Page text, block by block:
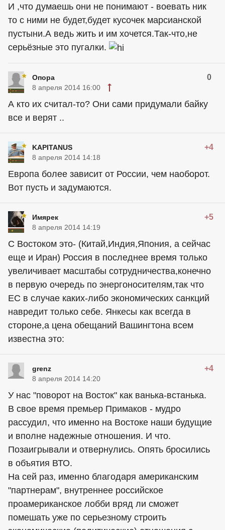
И ,что думаешь они не понимают - воевать ник
то с ними не будет,будет кусочек марсианской
пустыни.А ведь жить и им хочется.Так-что,не
серьёзные это пугалки.
Опора 0
8 апреля 2014 16:00
А кто их считал-то? Они сами придумали байку
все и верят ..
KAPITANUS +4
8 апреля 2014 14:18
Европа более зависит от России, чем наоборот.
Вот пусть и задумаются.
Имярек +5
8 апреля 2014 14:19
С Востоком это- (Китай,Индия,Япония, а сейчас
еще и Иран) Россия в последнее время только
увеличивает масштабы сотрудничества,конечно
в первую очередь по энергоносителям,так что
ЕС в случае каких-либо экономических санкций
навредит только себе. Янкесы как всегда в
стороне,а цена обещаний Вашингтона всем
известна это:
grenz +4
8 апреля 2014 14:20
У нас "поворот на Восток" как ванька-встанька.
В свое время премьер Примаков - мудро
рассудил, что именно на Востоке наши будущие
и вполне надежные отношения. И что.
Позаигрывали и отвернулись. Опять бросились
в объятия ВТО.
На сей раз, именно благодаря американским
"партнерам", внутреннее российское
проамериканское лобби вряд ли сможет
помешать уже по серьезному строить